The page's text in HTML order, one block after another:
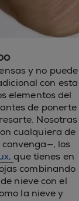
y no puede
con esta
elementos del
de ponerte
Nosotras
cualquiera de
los
que tienes en
combinando
nieve con el
la nieve y